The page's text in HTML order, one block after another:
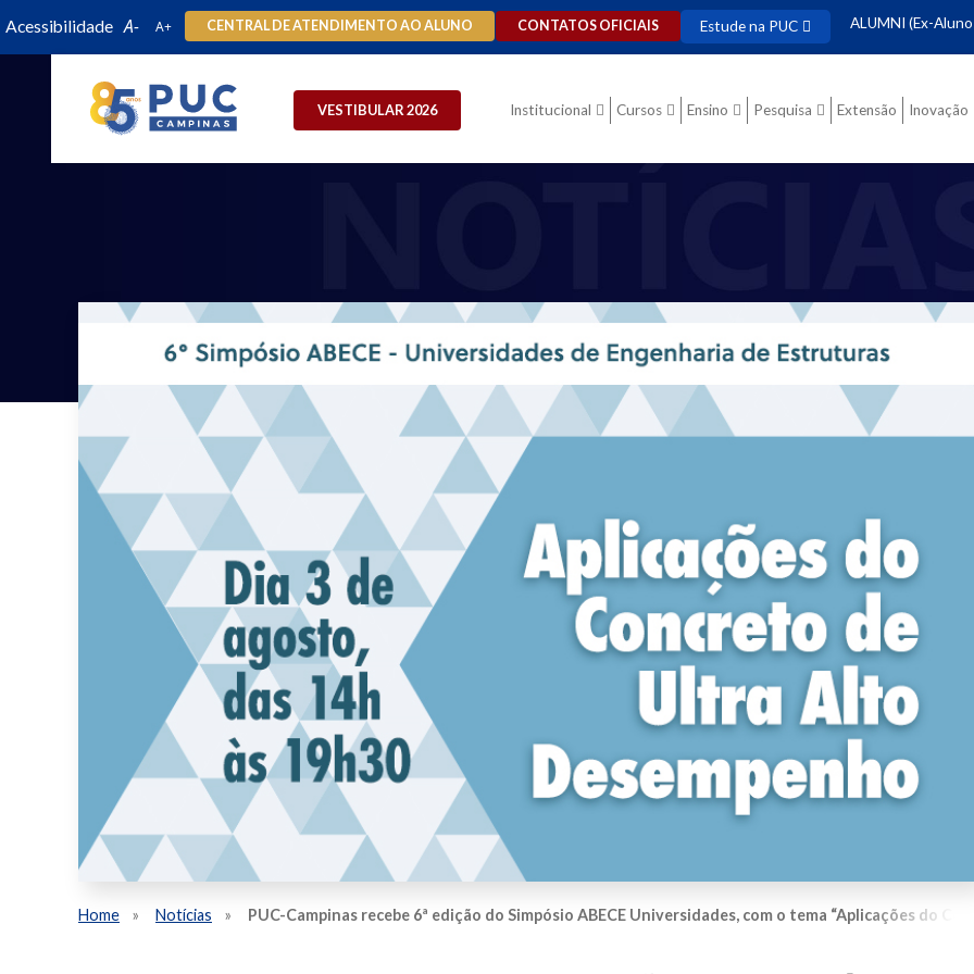
Acessibilidade CENTRAL DE ATENDIMENTO AO ALUNO CONTATOS OFICIAIS Estude na PUC ALUMNI (Ex-
VESTIBULAR 2026 Institucional Cursos Ensino Pesquisa Extensão Inovação
Home Notícias PUC-Campinas recebe 6ª edição do Simpósio ABECE Universidades, com o tema “Aplicações do